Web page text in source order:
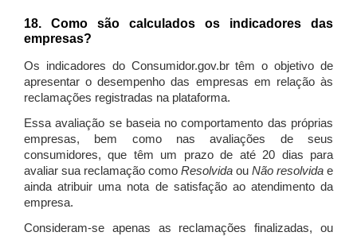
18. Como são calculados os indicadores das
empresas?
Os indicadores do Consumidor.gov.br têm o objetivo de
apresentar o desempenho das empresas em relação às
reclamações registradas na plataforma.
Essa avaliação se baseia no comportamento das próprias
empresas, bem como nas avaliações de seus
consumidores, que têm um prazo de até 20 dias para
avaliar sua reclamação como Resolvida ou Não resolvida e
ainda atribuir uma nota de satisfação ao atendimento da
empresa.
Consideram-se apenas as reclamações finalizadas, ou